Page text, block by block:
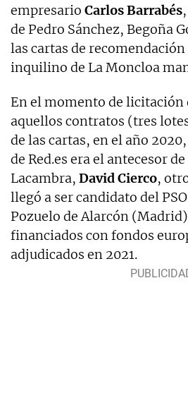
empresario Carlos Barrabés
de Pedro Sánchez, Begoña
las cartas de recomendación
inquilino de La Moncloa
En el momento de licitación
aquellos contratos (tres
de las cartas, en el año
de Red.es era el antecesor
Lacambra, David Cierco,
llegó a ser candidato del
Pozuelo de Alarcón
financiados con fondos
adjudicados en 2021.